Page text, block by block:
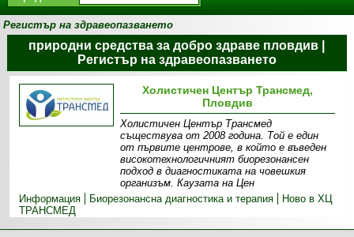
Регистър на здравеопазването
природни средства за добро здраве пловдив |
Регистър на здравеопазването
Холистичен Център Трансмед,
Пловдив
Холистичен Център Трансмед
съществува от 2008 година. Той е един
от първите центрове, в който е въведен
високотехнологичният биорезонансен
подход в диагностиката на човешкия
организъм. Каузата на Цен
Информация
Биорезонансна диагностика и терапия
Ново в ХЦ
ТРАНСМЕД